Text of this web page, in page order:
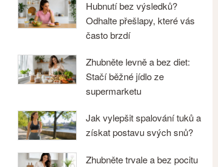
Hubnutí bez výsledků?
Odhalte přešlapy, které vás
často brzdí
Zhubněte levně a bez diet:
Stačí běžné jídlo ze
supermarketu
Jak vylepšit spalování tuků a
získat postavu svých snů?
Zhubněte trvale a bez pocitu